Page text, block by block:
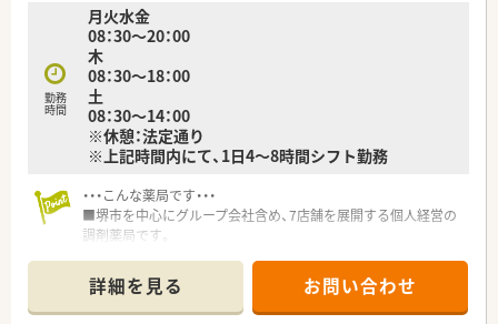
す。
<メリハリ勤務が可能>
■管理者の方も有休消化を積極的に行っていますので、有休消化
率80%近くと、有休取得しやすい環境です。
勤務
時間
月火水金
08：30～20：00
木
08：30～18：00
土
08：30～14：00
※休憩：法定通り
※上記時間内にて、1日4～8時間シフト勤務
・・・こんな薬局です・・・
■堺市を中心にグループ会社含め、7店舗を展開する個人経営の
調剤薬局です。
の会社です！
■地域に根差した運営のため、患者さんからの信頼も絶大★
詳細を見る お問い合わせ